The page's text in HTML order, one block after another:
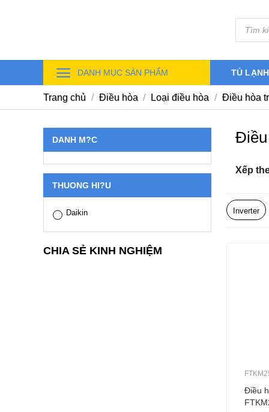
Tìm
kiếm
sản
DANH MỤC SẢN PHẨM TỦ LẠNH
Trang chủ / Điều hòa / Loại điều hòa / Điều hòa
DANH M?C
THUONG HI?U
Daikin
CHIA SẺ KINH NGHIỆM
Điều
Xếp
Inverter
Điều